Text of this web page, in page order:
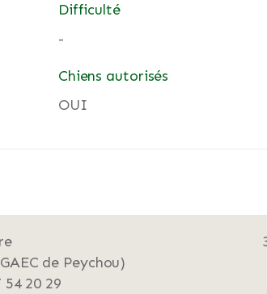
Difficulté
-
Chiens autorisés
OUI
de Peychou)
54 20 29